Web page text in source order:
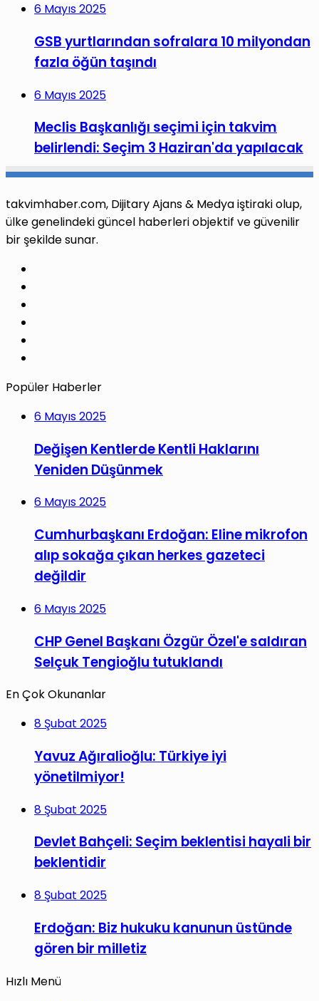
6 Mayıs 2025
GSB yurtlarından sofralara 10 milyondan
fazla öğün taşındı
6 Mayıs 2025
Meclis Başkanlığı seçimi için takvim
belirlendi: Seçim 3 Haziran'da yapılacak
takvimhaber.com, Dijitary Ajans & Medya iştiraki olup,
ülke genelindeki güncel haberleri objektif ve güvenilir
bir şekilde sunar.
Popüler Haberler
6 Mayıs 2025
Değişen Kentlerde Kentli Haklarını
Yeniden Düşünmek
6 Mayıs 2025
Cumhurbaşkanı Erdoğan: Eline mikrofon
alıp sokağa çıkan herkes gazeteci
değildir
6 Mayıs 2025
CHP Genel Başkanı Özgür Özel'e saldıran
Selçuk Tengioğlu tutuklandı
En Çok Okunanlar
8 Şubat 2025
Yavuz Ağıralioğlu: Türkiye iyi
yönetilmiyor!
8 Şubat 2025
Devlet Bahçeli: Seçim beklentisi hayali bir
beklentidir
8 Şubat 2025
Erdoğan: Biz hukuku kanunun üstünde
gören bir milletiz
Hızlı Menü